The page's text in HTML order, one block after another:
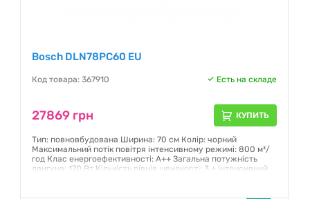
Bosch DLN78PC60 EU
Код товара: 367910 Есть на складе
27869 грн КУПИТЬ
Тип: повновбудована Ширина: 70 см Колір: чорний
Максимальний потік повітря інтенсивному режимі: 800 м³/
год Клас енергоефективності: А++ Загальна потужність
двигуна: 170 Вт Кількість рівнів швидкості: 3 + інтенсивний